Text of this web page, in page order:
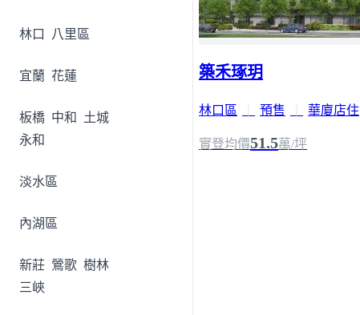
林口 八里區
宜蘭 花蓮
板橋 中和
土城
永和
淡水區
內湖區
新莊 鶯歌 樹林
三峽
築禾琢玥
林口區 預售 華廈店住
實登均價51.5萬/坪